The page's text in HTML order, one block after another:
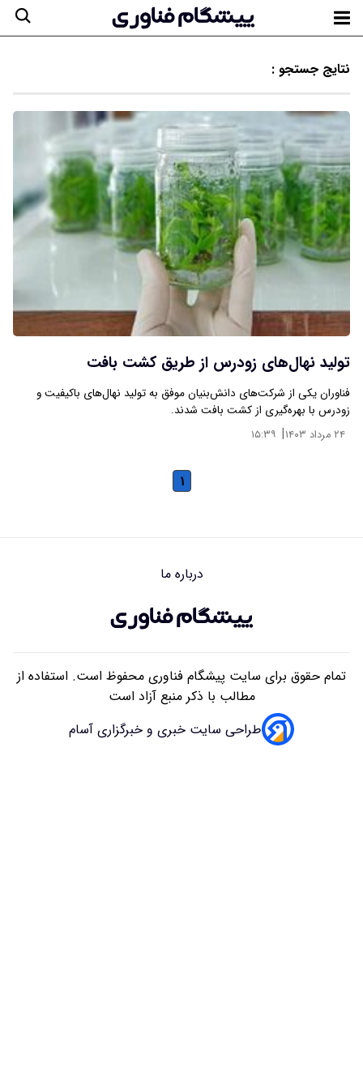
نتایج جستجو :
تولید نهال‌های زودرس از طریق کشت بافت
فناوران یکی از شرکت‌های دانش‌بنیان موفق به تولید نهال‌های باکیفیت و
زودرس با بهره‌گیری از کشت بافت شدند.
۲۴ مرداد ۱۴۰۳ | ۱۵:۳۹
۱
درباره ما
تمام حقوق برای سایت پیشگام فناوری محفوظ است. استفاده از
مطالب با ذکر منبع آزاد است
طراحی سایت خبری و خبرگزاری آسام